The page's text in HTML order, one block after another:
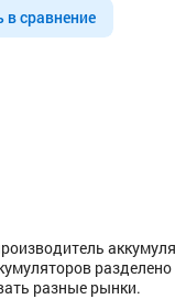
в сравнение
разные рынки.